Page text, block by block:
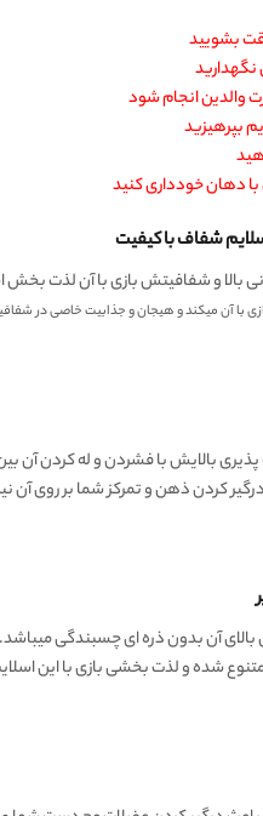
بشویید
بپرهیزید
دهان خودداری کنید
شفاف با کیفیت
و شفافیتش بازی با آن لذت
با آن میکند و هیجان و جذابیت خاصی در
بالایش با فشردن و له کردن
کردن ذهن و تمرکز شما بر روی آن
آن بدون ذره ای چسبندگی میباشد.
شده و لذت بخشی بازی با این